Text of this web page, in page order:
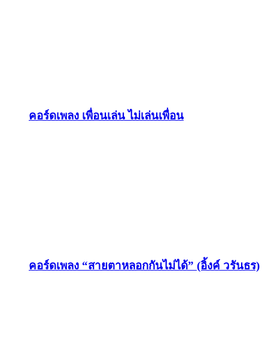
คอร์ดเพลง เพื่อนเล่น ไม่เล่นเพื่อน
คอร์ดเพลง “สายตาหลอกกันไม่ได้” (อิ้งค์ วรันธร)